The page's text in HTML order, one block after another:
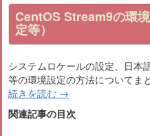
CentOS Stream9の環
定等）
システムロケールの設定、日本
等の環境設定の方法についてま
続きを読む →
関連記事の目次